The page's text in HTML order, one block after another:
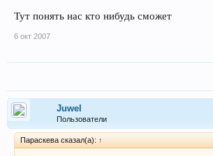
Тут понять нас кто нибудь сможет
6 окт 2007
Juwel
Пользователи
Параскева сказал(а): ↑